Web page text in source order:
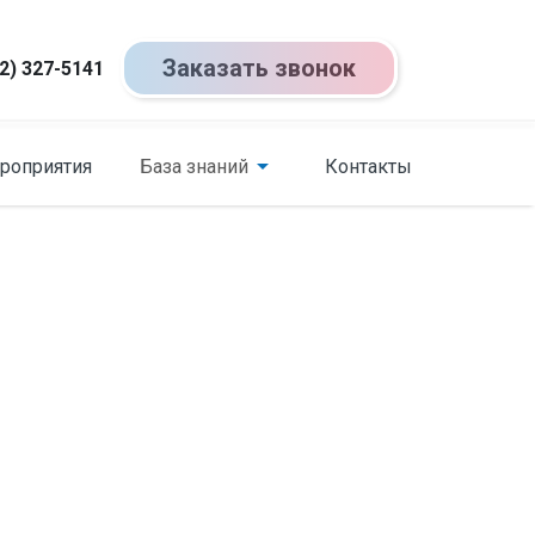
327-5141 Заказать звонок
База знаний Контакты